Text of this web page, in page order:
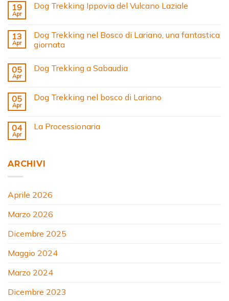
19
Apr
Dog Trekking Ippovia del Vulcano Laziale
13
Apr
Dog Trekking nel Bosco di Lariano, una fantastica
giornata
05
Apr
Dog Trekking a Sabaudia
05
Apr
Dog Trekking nel bosco di Lariano
04
Apr
La Processionaria
ARCHIVI
Aprile 2026
Marzo 2026
Dicembre 2025
Maggio 2024
Marzo 2024
Dicembre 2023